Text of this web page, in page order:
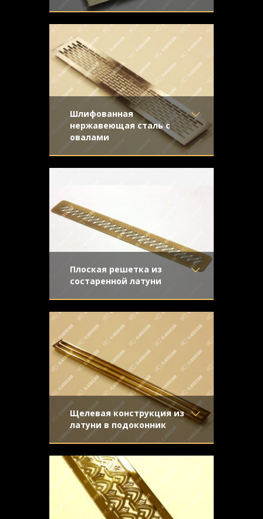
Материал- Латунь
Отделка- Старение с
направленной риской
Узор- Эллипсы
Конструкция
поверхностью с легким старением
Шлифованная
нержавеющая сталь с
овалами
Материал- Нержавеющая
сталь
Узор
Конструкция
Плоская решетка из
состаренной латуни
Материал- Латунь
Отделка- Старение с
эффектом затёртости
Узор
- Волны
Конструкция
- Плоская
старением под бронзу
Щелевая конструкция из
латуни в подоконник
Материал- Латунь
Отделка- Полированная
латунь
Узор - Щелевой
Конструкция- С отбортовкой
латуни. Присутствует задняя
отбортовка и скрытый крепеж